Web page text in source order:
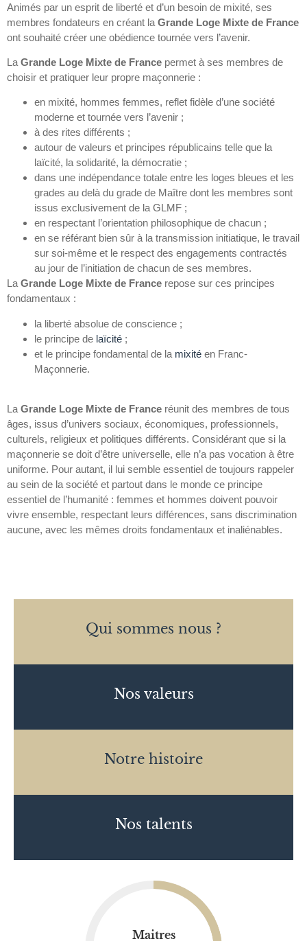
Animés par un esprit de liberté et d’un besoin de mixité, ses
membres fondateurs en créant la Grande Loge Mixte de France
ont souhaité créer une obédience tournée vers l’avenir.
La Grande Loge Mixte de France permet à ses membres de
choisir et pratiquer leur propre maçonnerie :
en mixité, hommes femmes, reflet fidèle d’une société
moderne et tournée vers l’avenir ;
à des rites différents ;
autour de valeurs et principes républicains telle que la
laïcité, la solidarité, la démocratie ;
dans une indépendance totale entre les loges bleues et les
grades au delà du grade de Maître dont les membres sont
issus exclusivement de la GLMF ;
en respectant l’orientation philosophique de chacun ;
en se référant bien sûr à la transmission initiatique, le travail
sur soi-même et le respect des engagements contractés
au jour de l’initiation de chacun de ses membres.
LaGrande Loge Mixte de France repose sur ces principes
fondamentaux :
la liberté absolue de conscience ;
le principe de laïcité ;
et le principe fondamental de la mixité en Franc-
Maçonnerie.
La Grande Loge Mixte de France réunit des membres de tous
âges, issus d’univers sociaux, économiques, professionnels,
culturels, religieux et politiques différents. Considérant que si la
maçonnerie se doit d’être universelle, elle n’a pas vocation à être
uniforme. Pour autant, il lui semble essentiel de toujours rappeler
au sein de la société et partout dans le monde ce principe
essentiel de l’humanité : femmes et hommes doivent pouvoir
vivre ensemble, respectant leurs différences, sans discrimination
aucune, avec les mêmes droits fondamentaux et inaliénables.
Qui sommes nous ?
Nos valeurs
Notre histoire
Nos talents
Maitres